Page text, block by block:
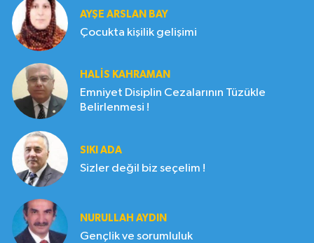
AYŞE ARSLAN BAY
Çocukta kişilik gelişimi
HALIS KAHRAMAN
Emniyet Disiplin Cezalarının Tüzükle
Belirlenmesi !
SIKI ADA
Sizler değil biz seçelim !
NURULLAH AYDIN
Gençlik ve sorumluluk